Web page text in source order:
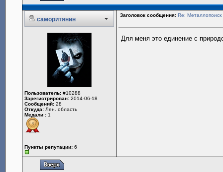
саморитянин
Заголовок сообщения: Re:
Пользователь: #10288
Зарегистрирован: 2014-06-18
Сообщений: 28
Откуда: Лен. область
Медали : 1
Пункты репутации: 6
Для меня это единение с